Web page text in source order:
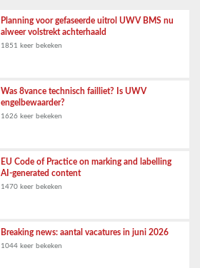
Planning voor gefaseerde uitrol UWV BMS nu
alweer volstrekt achterhaald
1851 keer bekeken
Was 8vance technisch failliet? Is UWV
engelbewaarder?
1626 keer bekeken
EU Code of Practice on marking and labelling
AI-generated content
1470 keer bekeken
Breaking news: aantal vacatures in juni 2026
1044 keer bekeken